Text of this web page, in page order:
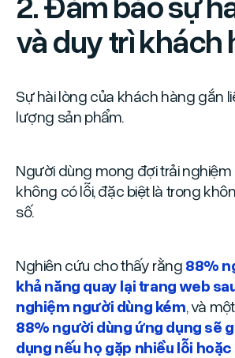
và duy trì khách
Sự hài lòng của khách hàng gắn
lượng sản phẩm.
Người dùng mong đợi trải
không có lỗi, đặc biệt là trong
số.
Nghiên cứu cho thấy rằng 88%
khả năng quay lại trang web
nghiệm người dùng kém, và
88% người dùng ứng dụng sẽ
dụng nếu họ gặp nhiều lỗi